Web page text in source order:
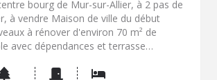
bourg de Mur-sur-Allier, à 2 pas de
à vendre Maison de ville du début
à rénover d'environ 70 m² de
avec dépendances et terrasse
garage en L (ancienne grange) de 132